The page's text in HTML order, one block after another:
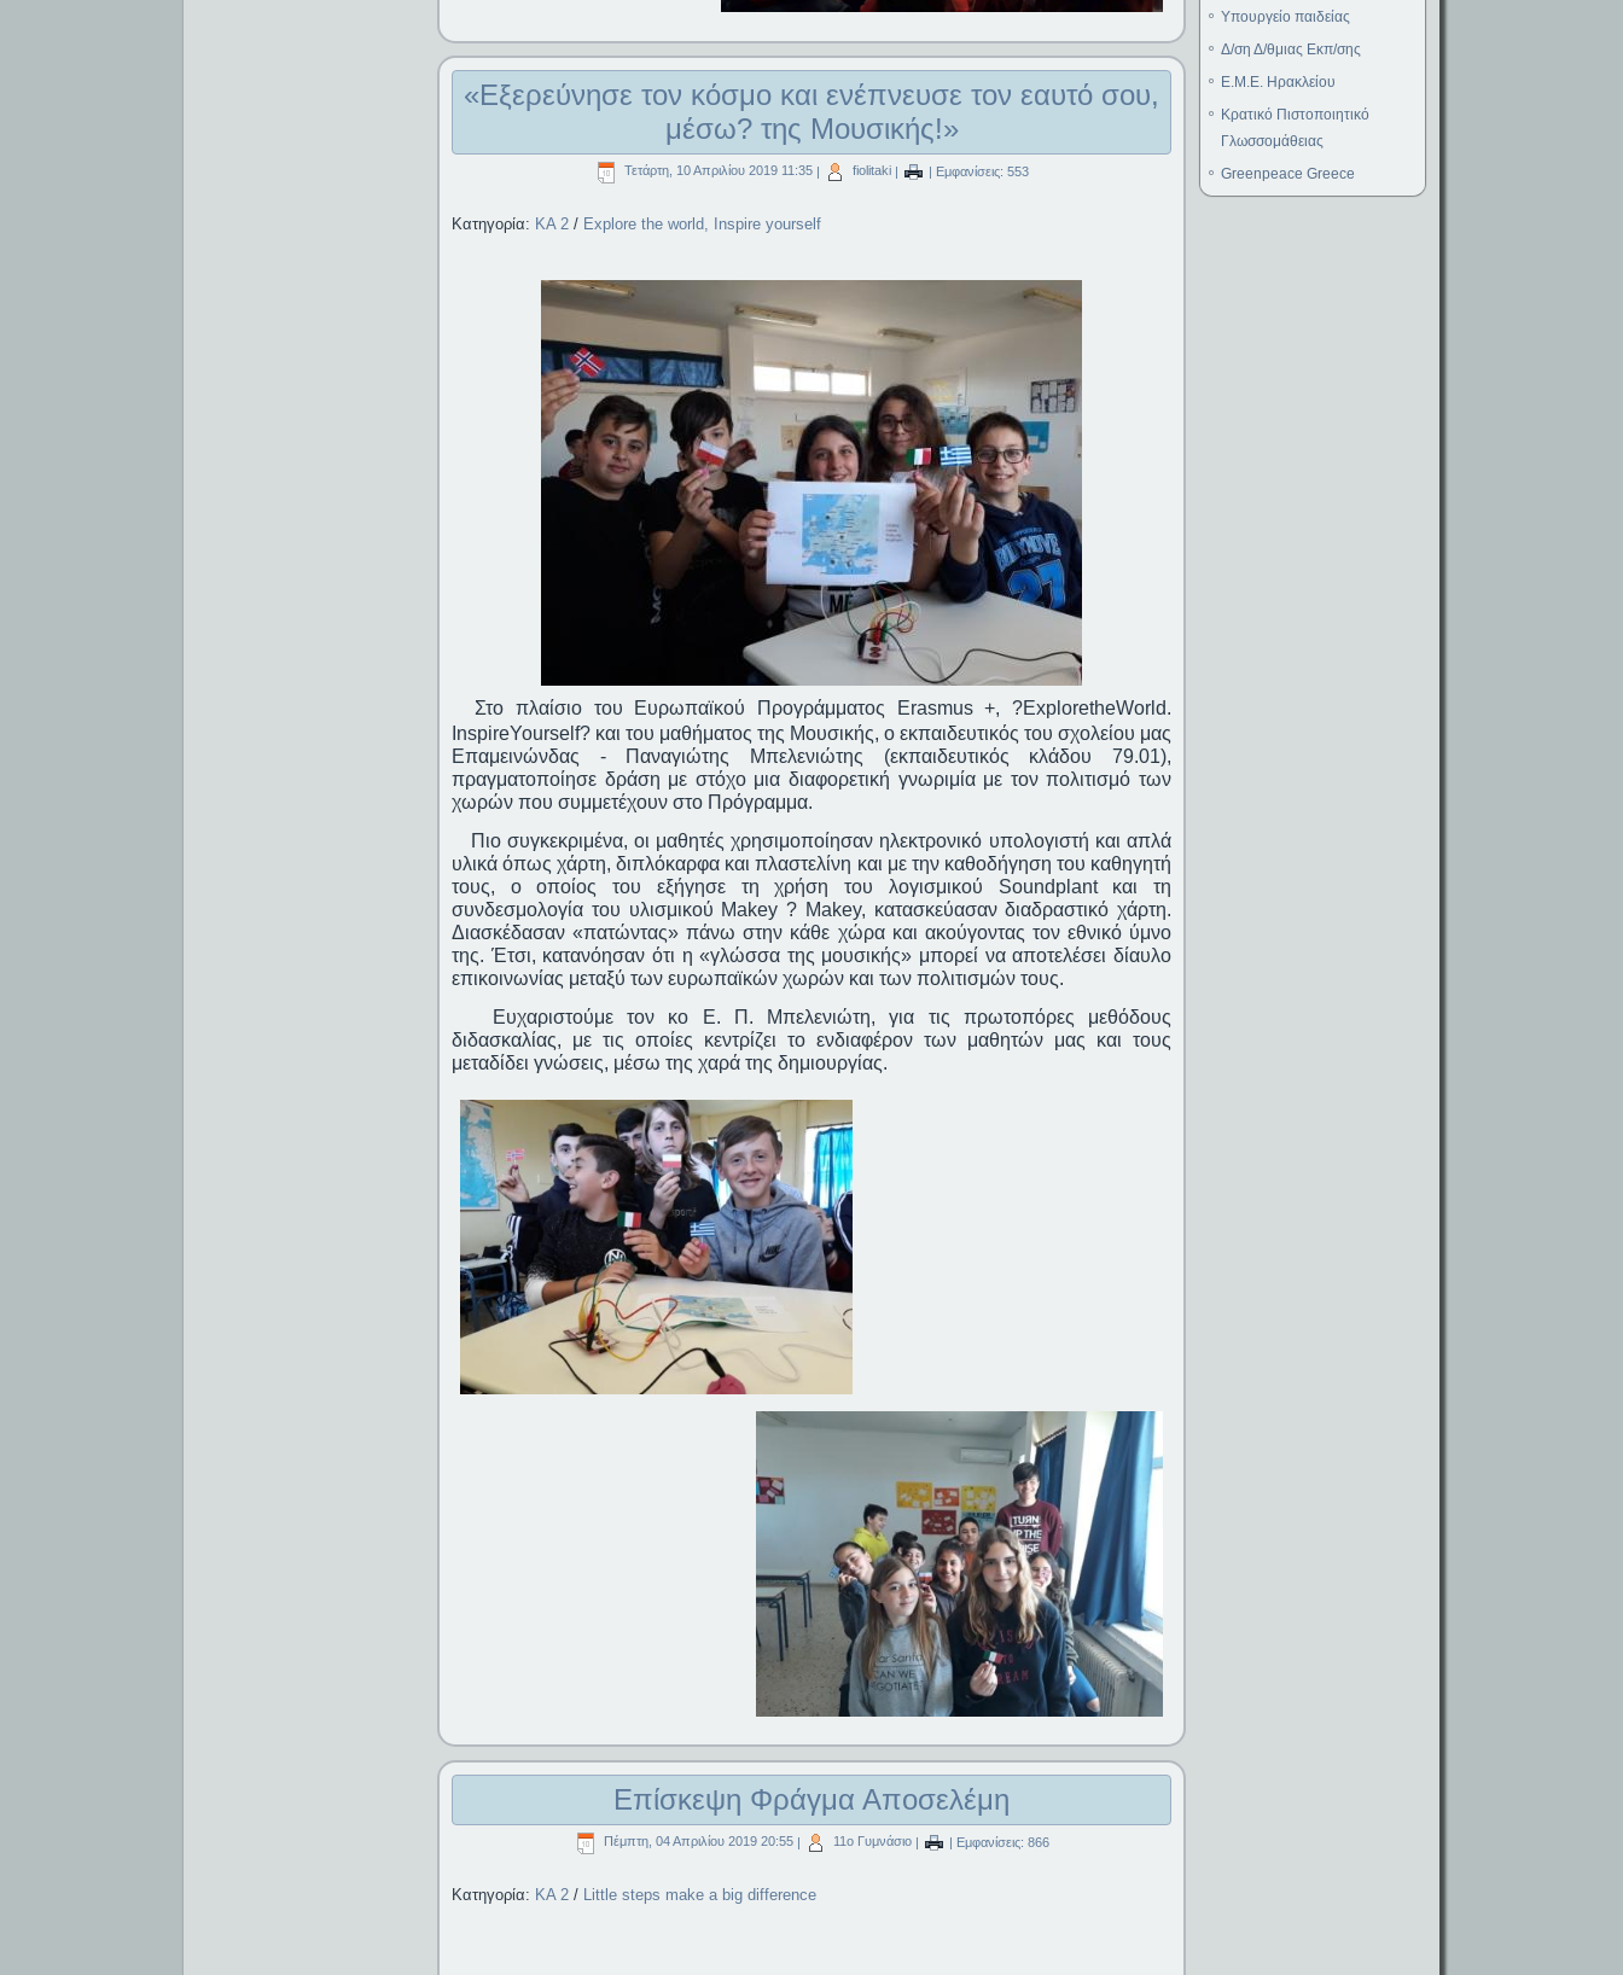
«Εξερεύνησε τον κόσμο και ενέπνευσε τον εαυτό σου,
μέσω? της Μουσικής!»
Τετάρτη, 10 Απριλίου 2019 11:35| fiolitaki| | Εμφανίσεις: 553
Κατηγορία: KA 2 / Explore the world, Inspire yourself
Στο πλαίσιο του Ευρωπαϊκού Προγράμματος Erasmus+, ?ExploretheWorld.
InspireYourself? και του μαθήματος της Μουσικής, ο εκπαιδευτικός του σχολείου μας
Επαμεινώνδας - Παναγιώτης Μπελενιώτης (εκπαιδευτικός κλάδου 79.01),
πραγματοποίησε δράση με στόχο μια διαφορετική γνωριμία με τον πολιτισμό των
χωρών που συμμετέχουν στο Πρόγραμμα.
Πιο συγκεκριμένα, οι μαθητές χρησιμοποίησαν ηλεκτρονικό υπολογιστή και απλά
υλικά όπως χάρτη, διπλόκαρφα και πλαστελίνη και με την καθοδήγηση του καθηγητή
τους, ο οποίος του εξήγησε τη χρήση του λογισμικού Soundplantκαι τη
συνδεσμολογία του υλισμικού Makey ? Makey, κατασκεύασαν διαδραστικό χάρτη.
Διασκέδασαν «πατώντας» πάνω στην κάθε χώρα και ακούγοντας τον εθνικό ύμνο
της. Έτσι, κατανόησαν ότι η «γλώσσα της μουσικής» μπορεί να αποτελέσει δίαυλο
επικοινωνίας μεταξύ των ευρωπαϊκών χωρών και των πολιτισμών τους.
Ευχαριστούμε τον κο Ε. Π. Μπελενιώτη, για τις πρωτοπόρες μεθόδους
διδασκαλίας, με τις οποίες κεντρίζει το ενδιαφέρον των μαθητών μας και τους
μεταδίδει γνώσεις, μέσω της χαρά της δημιουργίας.
Επίσκεψη Φράγμα Αποσελέμη
Πέμπτη, 04 Απριλίου 2019 20:55| 11ο Γυμνάσιο| | Εμφανίσεις: 866
Κατηγορία: KA 2 / Little steps make a big difference
Υπουργείο παιδείας
Δ/ση Δ/θμιας Εκπ/σης
E.M.E. Ηρακλείου
Κρατικό Πιστοποιητικό
Γλωσσομάθειας
Greenpeace Greece